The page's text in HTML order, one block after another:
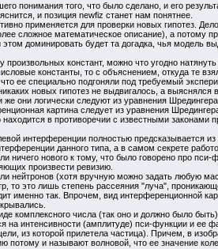
понимания того, что было сделано, и его
и позиция newfiz станет нам понятнее.
применяется для проверки новых гипотез. Дело
сложное математическое описание), а потому
доминировать будет та догадка, чья модель
констант, можно что угодно
константы, то с объяснением, откуда те
ее специально подгоняли под требуемый
новых гипотез не выдвигалось, а выяснялся
они логически следуют из уравнения
картина следует из уравнения
в противоречии с известными законами
интерференции полностью предсказывается
данного типа, а в самом секрете
нового к тому, что было говорено про
произвести ревизию.
(хотя вручную можно задать любую
то это лишь степень рассеяния "луча",
именно так. Впрочем, вид интерференционной
комплексного числа (так оно и должно было
на интенсивности (амплитуде) пси-функции и ее
из которой прилетела частица). Причем, в
потому и называют волновой, что ее значение